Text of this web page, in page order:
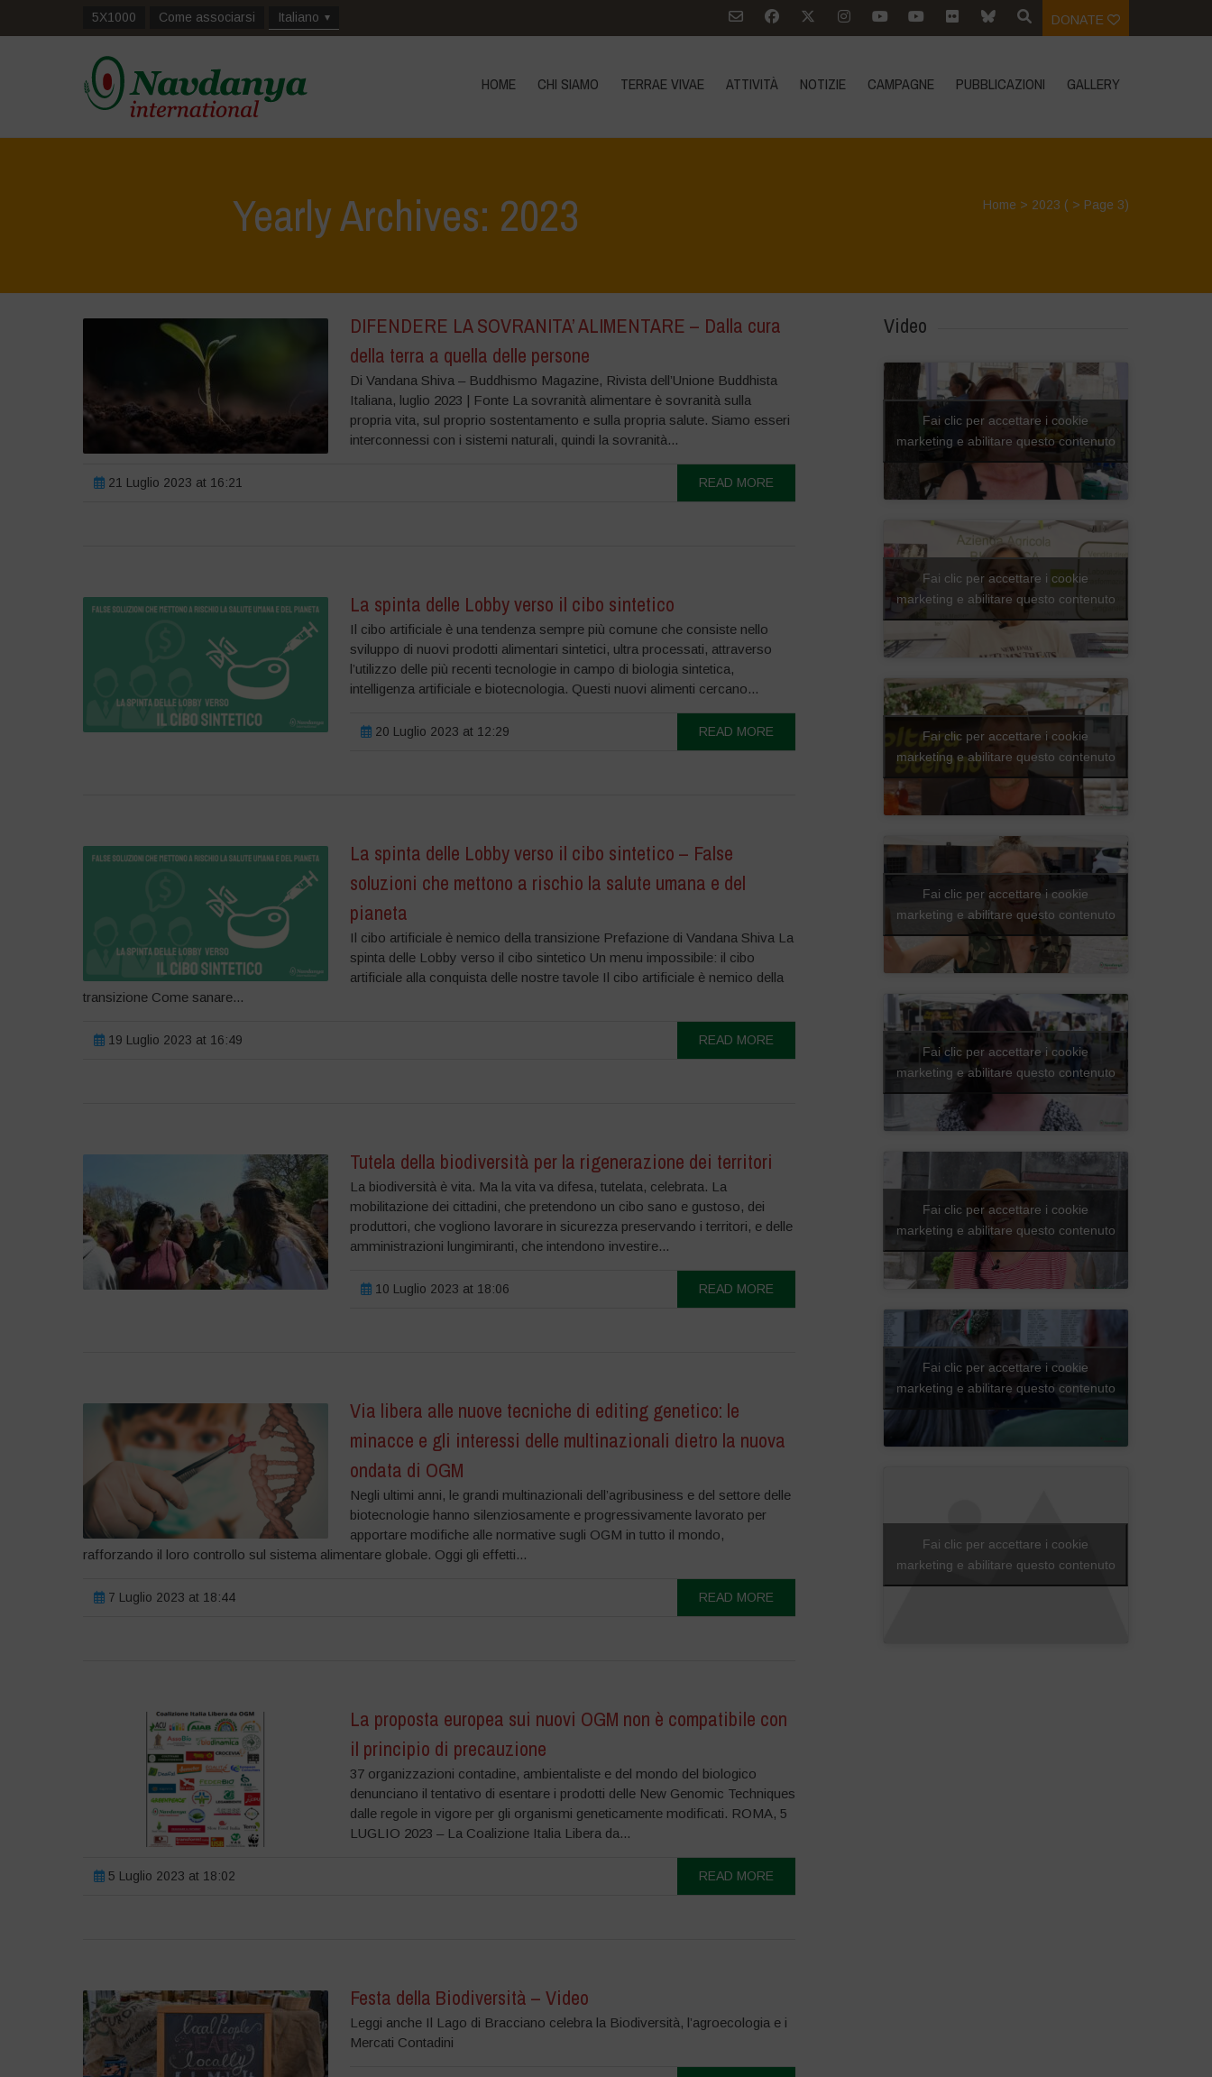
5X1000 Come associarsi Italiano DONATE
HOME CHI SIAMO TERRAE VIVAE ATTIVITÀ NOTIZIE CAMPAGNE PUBBLICAZIONI GALLERY
Yearly Archives: 2023 Home > 2023 ( > Page 3)
DIFENDERE LA SOVRANITA’ ALIMENTARE – Dalla cura
della terra a quella delle persone
Di Vandana Shiva – Buddhismo Magazine, Rivista dell’Unione Buddhista
Italiana, luglio 2023 | Fonte La sovranità alimentare è sovranità sulla
propria vita, sul proprio sostentamento e sulla propria salute. Siamo esseri
interconnessi con i sistemi naturali, quindi la sovranità...
21 Luglio 2023 at 16:21 READ MORE
La spinta delle Lobby verso il cibo sintetico
Il cibo artificiale è una tendenza sempre più comune che consiste nello
sviluppo di nuovi prodotti alimentari sintetici, ultra processati, attraverso
l’utilizzo delle più recenti tecnologie in campo di biologia sintetica,
intelligenza artificiale e biotecnologia. Questi nuovi alimenti cercano...
20 Luglio 2023 at 12:29 READ MORE
La spinta delle Lobby verso il cibo sintetico – False
soluzioni che mettono a rischio la salute umana e del
pianeta
Il cibo artificiale è nemico della transizione Prefazione di Vandana Shiva La
spinta delle Lobby verso il cibo sintetico Un menu impossibile: il cibo
artificiale alla conquista delle nostre tavole Il cibo artificiale è nemico della
transizione Come sanare...
19 Luglio 2023 at 16:49 READ MORE
Tutela della biodiversità per la rigenerazione dei territori
La biodiversità è vita. Ma la vita va difesa, tutelata, celebrata. La
mobilitazione dei cittadini, che pretendono un cibo sano e gustoso, dei
produttori, che vogliono lavorare in sicurezza preservando i territori, e delle
amministrazioni lungimiranti, che intendono investire...
10 Luglio 2023 at 18:06 READ MORE
Via libera alle nuove tecniche di editing genetico: le
minacce e gli interessi delle multinazionali dietro la nuova
ondata di OGM
Negli ultimi anni, le grandi multinazionali dell’agribusiness e del settore delle
biotecnologie hanno silenziosamente e progressivamente lavorato per
apportare modifiche alle normative sugli OGM in tutto il mondo,
rafforzando il loro controllo sul sistema alimentare globale. Oggi gli effetti...
7 Luglio 2023 at 18:44 READ MORE
La proposta europea sui nuovi OGM non è compatibile con
il principio di precauzione
37 organizzazioni contadine, ambientaliste e del mondo del biologico
denunciano il tentativo di esentare i prodotti delle New Genomic Techniques
dalle regole in vigore per gli organismi geneticamente modificati. ROMA, 5
LUGLIO 2023 – La Coalizione Italia Libera da...
5 Luglio 2023 at 18:02 READ MORE
Festa della Biodiversità – Video
Leggi anche Il Lago di Bracciano celebra la Biodiversità, l’agroecologia e i
Mercati Contadini
Video
Fai clic per accettare i cookie
marketing e abilitare questo contenuto
Fai clic per accettare i cookie
marketing e abilitare questo contenuto
Fai clic per accettare i cookie
marketing e abilitare questo contenuto
Fai clic per accettare i cookie
marketing e abilitare questo contenuto
Fai clic per accettare i cookie
marketing e abilitare questo contenuto
Fai clic per accettare i cookie
marketing e abilitare questo contenuto
Fai clic per accettare i cookie
marketing e abilitare questo contenuto
Fai clic per accettare i cookie
marketing e abilitare questo contenuto